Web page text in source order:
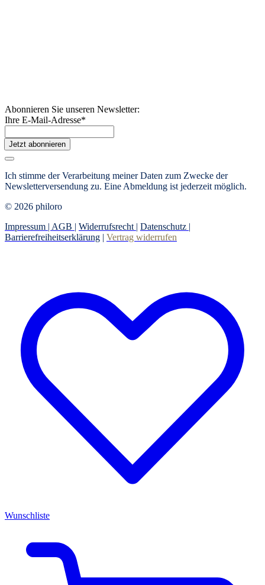
Abonnieren Sie unseren Newsletter:
Ihre E-Mail-Adresse*
Jetzt abonnieren
Ich stimme der Verarbeitung meiner Daten zum Zwecke der
Newsletterversendung zu. Eine Abmeldung ist jederzeit möglich.
© 2026 philoro
Impressum | AGB | Widerrufsrecht | Datenschutz |
Barrierefreiheitserklärung | Vertrag widerrufen
Wunschliste